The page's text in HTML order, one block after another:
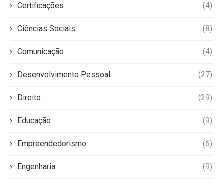
Certificações (4)
Ciências Sociais (8)
Comunicação (4)
Desenvolvimento Pessoal (27)
Direito (29)
Educação (9)
Empreendedorismo (6)
Engenharia (9)